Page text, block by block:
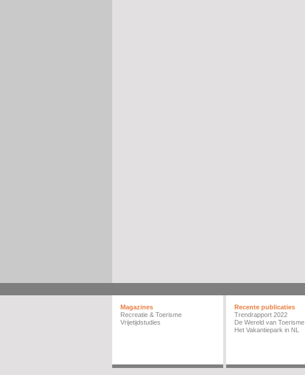
Magazines
Recreatie & Toerisme
Vrijetijdstudies
Recente publicaties
Trendrapport 2022
De Wereld van Toerisme
Het Vakantiepark in NL